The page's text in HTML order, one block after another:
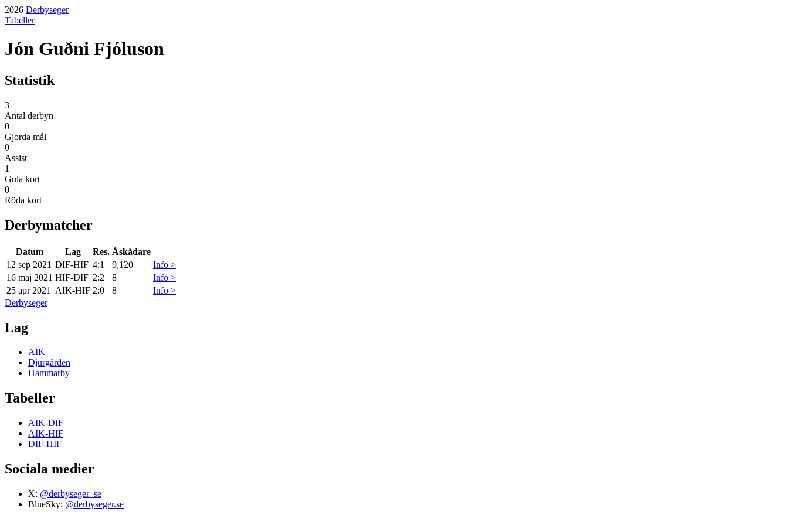
2026 Derbyseger
Tabeller
Jón Guðni Fjóluson
Statistik
3
Antal derbyn
0
Gjorda mål
0
Assist
1
Gula kort
0
Röda kort
Derbymatcher
Datum Lag Res. Åskådare
12 sep 2021 DIF-HIF 4:1 9,120
Info >
16 maj 2021 HIF-DIF 2:2 8
Info >
25 apr 2021
AIK-HIF 2:0 8
Info >
Derbyseger
Lag
AIK
Djurgården
Hammarby
Tabeller
AIK-DIF
AIK-HIF
DIF-HIF
Sociala medier
X: @derbyseger_se
BlueSky: @derbyseger.se